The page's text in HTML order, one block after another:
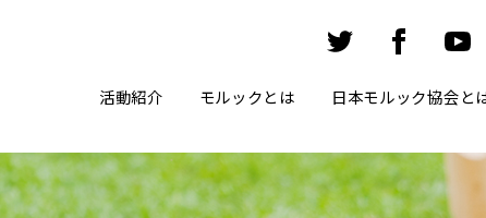
活動紹介 モルックとは 日本モルック協会と